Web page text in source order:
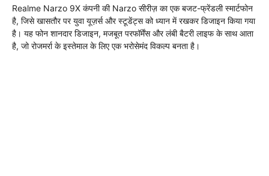
Realme Narzo 9X कंपनी की Narzo सीरीज़ का एक बजट-फ्रेंडली स्मार्टफोन
है, जिसे खासतौर पर युवा यूज़र्स और स्टूडेंट्स को ध्यान में रखकर डिजाइन किया गया
है। यह फोन शानदार डिजाइन, मजबूत परफॉर्मेंस और लंबी बैटरी लाइफ के साथ आता
है, जो रोजमर्रा के इस्तेमाल के लिए एक भरोसेमंद विकल्प बनता है।